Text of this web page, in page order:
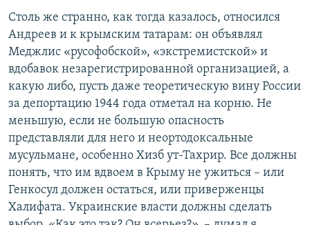
Столь же странно, как тогда казалось, относился
Андреев и к крымским татарам: он объявлял
Меджлис «русофобской», «экстремистской» и
вдобавок незарегистрированной организацией, а
какую либо, пусть даже теоретическую вину России
за депортацию 1944 года отметал на корню. Не
меньшую, если не большую опасность
представляли для него и неортодоксальные
мусульмане, особенно Хизб ут-Тахрир. Все должны
понять, что им вдвоем в Крыму не ужиться – или
Генкосул должен остаться, или приверженцы
Халифата. Украинские власти должны сделать